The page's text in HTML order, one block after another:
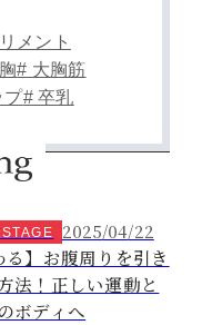
メント
# 大胸筋
プ# 卒乳
2025/04/22
る】お腹周りを引き
法！正しい運動と
ボディへ